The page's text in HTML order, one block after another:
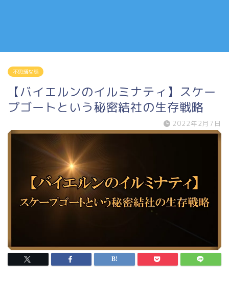
不思議な話
【バイエルンのイルミナティ】スケー
プゴートという秘密結社の生存戦略
2022年2月7日